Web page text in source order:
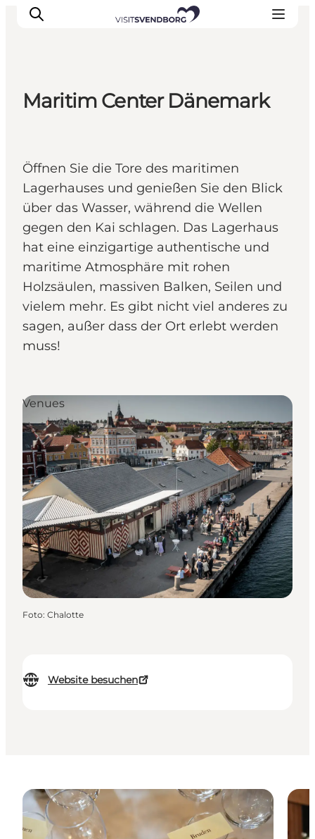
Shopping in Svendborg
Übernachtung
Den Urlaub planen
Maritim Center Dänemark
Öffnen Sie die Tore des maritimen
Lagerhauses und genießen Sie den Blick
über das Wasser, während die Wellen
gegen den Kai schlagen. Das Lagerhaus
hat eine einzigartige authentische und
maritime Atmosphäre mit rohen
Holzsäulen, massiven Balken, Seilen und
vielem mehr. Es gibt nicht viel anderes zu
sagen, außer dass der Ort erlebt werden
muss!
Website besuchen
Venues
Foto: Chalotte